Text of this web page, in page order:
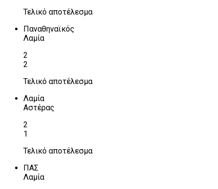
Τελικό αποτέλεσμα
Παναθηναϊκός
Λαμία
2
2
Τελικό αποτέλεσμα
Λαμία
Αστέρας
2
1
Τελικό αποτέλεσμα
ΠΑΣ
Λαμία